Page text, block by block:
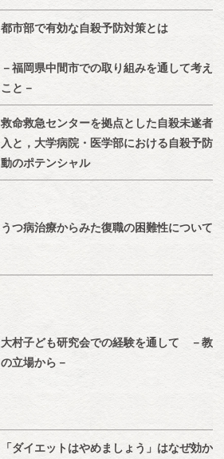
都市部で有効な自殺予防対策とは
－福岡県中間市での取り組みを通して考える
こと－
救命救急センターを拠点とした自殺未遂者介
入と，大学病院・医学部における自殺予防活
動のポテンシャル
うつ病治療からみた復職の困難性について
大村子ども研究会での経験を通して　－教諭
の立場から－
「ダイエットはやめましょう」はなぜ効かな